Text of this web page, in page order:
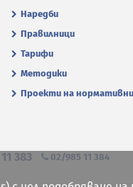
Наредби
Правилници
Тарифи
Методики
Проекти на
383 02/985 11 384